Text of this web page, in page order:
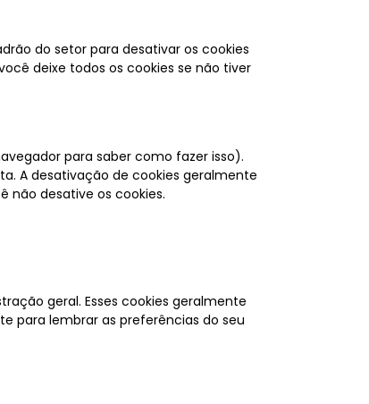
do setor para desativar os cookies
deixe todos os cookies se não tiver
para saber como fazer isso).
A desativação de cookies geralmente
não desative os cookies.
geral. Esses cookies geralmente
para lembrar as preferências do seu